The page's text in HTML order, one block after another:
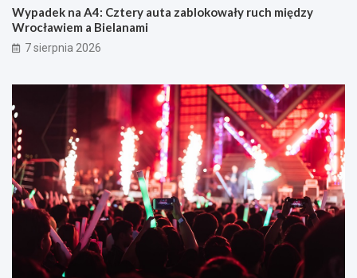
Wypadek na A4: Cztery auta zablokowały ruch między
Wrocławiem a Bielanami
7 sierpnia 2026